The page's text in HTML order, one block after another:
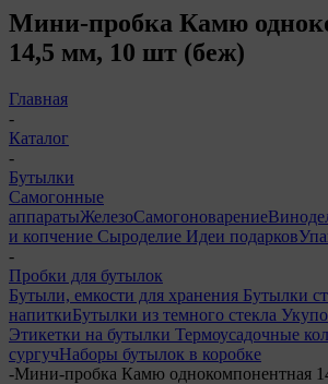
Мини-пробка Камю
14,5 мм, 10 шт (беж)
Главная
-
Каталог
-
Бутылки
Самогонные
аппаратыЖелезоСамогоноварение
и копчение Сыроделие Идеи подарков
-
Пробки для бутылок
Бутыли, емкости для хранения Бутылки
напиткиБутылки из темного стекла
Этикетки на бутылки Термоусадочные
сургучНаборы бутылок в коробке
-Мини-пробка Камю однокомпонентная